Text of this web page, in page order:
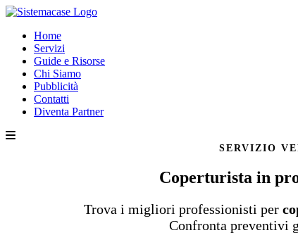
Home
Servizi
Guide e Risorse
Chi Siamo
Pubblicità
Contatti
Diventa Partner
SERVIZIO
Coperturista in
Trova i migliori professionisti per
Confronta preventivi